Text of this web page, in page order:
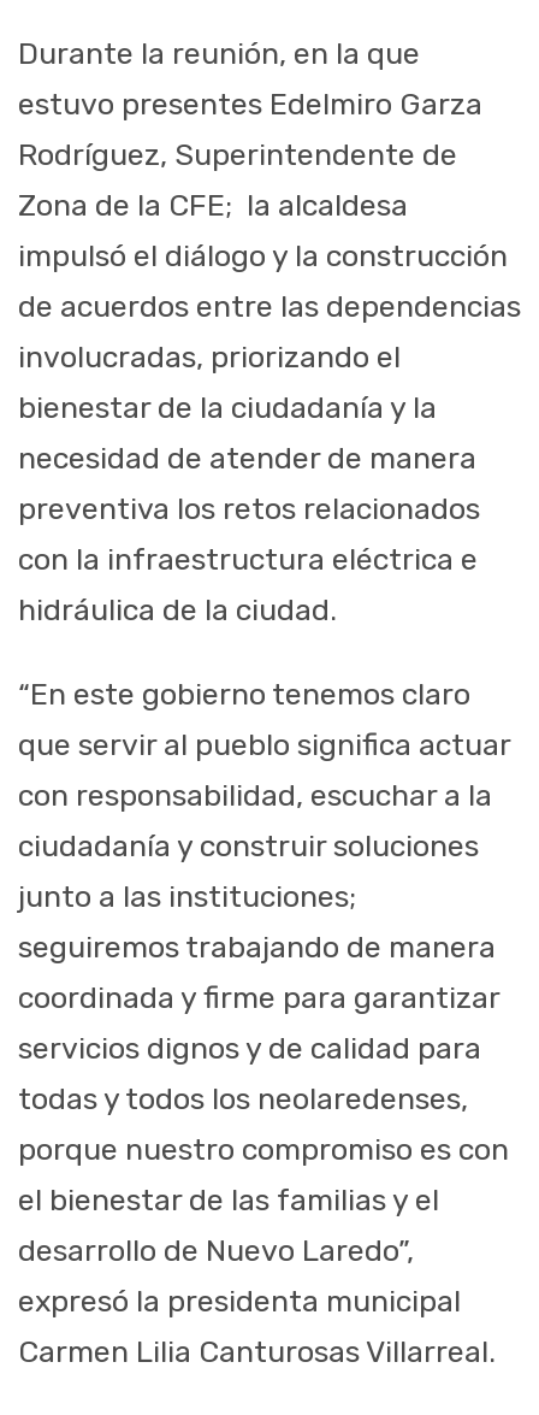
Durante la reunión, en la que
estuvo presentes Edelmiro Garza
Rodríguez, Superintendente de
Zona de la CFE; la alcaldesa
impulsó el diálogo y la construcción
de acuerdos entre las dependencias
involucradas, priorizando el
bienestar de la ciudadanía y la
necesidad de atender de manera
preventiva los retos relacionados
con la infraestructura eléctrica e
hidráulica de la ciudad.
“En este gobierno tenemos claro
que servir al pueblo significa actuar
con responsabilidad, escuchar a la
ciudadanía y construir soluciones
junto a las instituciones;
seguiremos trabajando de manera
coordinada y firme para garantizar
servicios dignos y de calidad para
todas y todos los neolaredenses,
porque nuestro compromiso es con
el bienestar de las familias y el
desarrollo de Nuevo Laredo”,
expresó la presidenta municipal
Carmen Lilia Canturosas Villarreal.